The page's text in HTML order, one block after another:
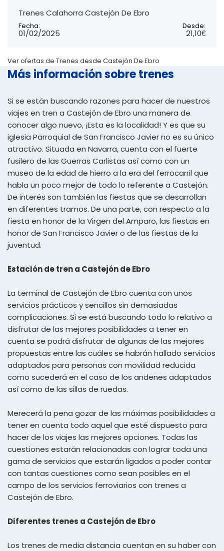
Trenes Calahorra Castejón De Ebro
Fecha:
01/02/2025
Desde:
21,10€
Ver ofertas de Trenes desde Castejón De Ebro
Más información sobre trenes
Si se están buscando razones para hacer de nuestros
viajes en tren a Castejón de Ebro una manera de
conocer algo nuevo, ¡Esta es la localidad! Y es que su
iglesia Parroquial de San Francisco Javier no es su único
atractivo. Situada en Navarra, cuenta con el fuerte
fusilero de las Guerras Carlistas así como con un
museo de la edad de hierro a la era del ferrocarril que
habla un poco mejor de todo lo referente a Castejón.
De interés son también las fiestas que se desarrollan
en diferentes tramos. De una parte, con respecto a la
fiesta en honor de la Virgen del Amparo, las fiestas en
honor de San Francisco Javier o de las fiestas de la
juventud.
Estación de tren a Castejón de Ebro
La terminal de Castejón de Ebro cuenta con unos
servicios prácticos y sencillos sin demasiadas
complicaciones. Si se está buscando todo lo relativo a
disfrutar de las mejores posibilidades a tener en
cuenta se podrá disfrutar de algunas de las mejores
propuestas entre las cuáles se habrán hallado servicios
adaptados para personas con movilidad reducida
como sucederá en el caso de los andenes adaptados
así como de las sillas de ruedas.
Merecerá la pena gozar de las máximas posibilidades a
tener en cuenta todo aquel que esté dispuesto para
hacer de los viajes las mejores opciones. Todas las
cuestiones estarán relacionadas con lograr toda una
gama de servicios que estarán ligados a poder contar
con tantas cuestiones como sean posibles en el
campo de los servicios ferroviarios con trenes a
Castejón de Ebro.
Diferentes trenes a Castejón de Ebro
Los trenes de media distancia cuentan en su haber con